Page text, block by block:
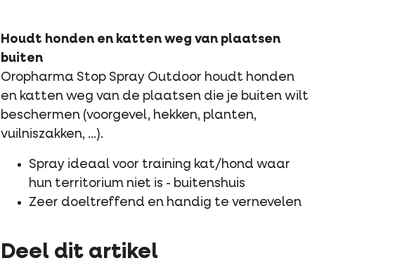
Houdt honden en katten weg van plaatsen
buiten
Oropharma Stop Spray Outdoor houdt honden
en katten weg van de plaatsen die je buiten wilt
beschermen (voorgevel, hekken, planten,
vuilniszakken, ...).
Spray ideaal voor training kat/hond waar
hun territorium niet is - buitenshuis
Zeer doeltreffend en handig te vernevelen
Deel dit artikel